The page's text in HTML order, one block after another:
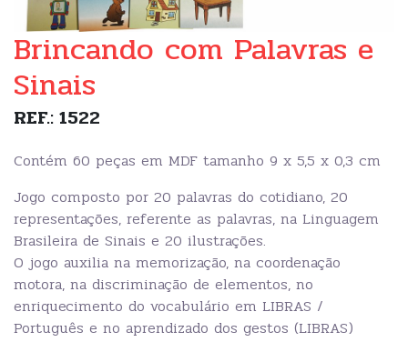
Brincando com Palavras e
Sinais
REF.: 1522
Contém 60 peças em MDF tamanho 9 x 5,5 x 0,3 cm
Jogo composto por 20 palavras do cotidiano, 20
representações, referente as palavras, na Linguagem
Brasileira de Sinais e 20 ilustrações.
O jogo auxilia na memorização, na coordenação
motora, na discriminação de elementos, no
enriquecimento do vocabulário em LIBRAS /
Português e no aprendizado dos gestos (LIBRAS)